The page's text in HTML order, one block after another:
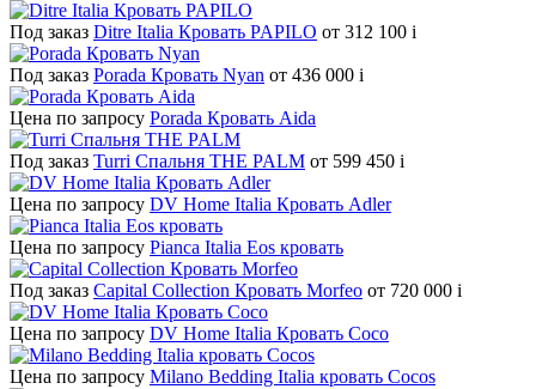
Под заказ Ditre Italia Кровать PAPILO от 312 100 i
Под заказ Porada Кровать Nyan от 436 000 i
Цена по запросу Porada Кровать Aida
Под заказ Turri Спальня THE PALM от 599 450 i
Цена по запросу DV Home Italia Кровать Adler
Цена по запросу Pianca Italia Eos кровать
Под заказ Capital Collection Кровать Morfeo от 720 000 i
Цена по запросу DV Home Italia Кровать Coco
Цена по запросу Milano Bedding Italia кровать Cocos